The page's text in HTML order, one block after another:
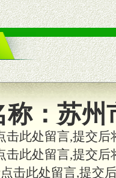
；建立全
；建立区
： 苏州
击此处留言,提交
击此处留言,提交
击此处留言,提交